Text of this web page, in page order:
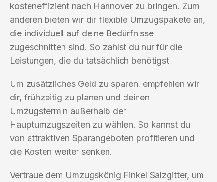
kosteneffizient nach Hannover zu bringen. Zum
anderen bieten wir dir flexible Umzugspakete an,
die individuell auf deine Bedürfnisse
zugeschnitten sind. So zahlst du nur für die
Leistungen, die du tatsächlich benötigst.
Um zusätzliches Geld zu sparen, empfehlen wir
dir, frühzeitig zu planen und deinen
Umzugstermin außerhalb der
Hauptumzugszeiten zu wählen. So kannst du
von attraktiven Sparangeboten profitieren und
die Kosten weiter senken.
Vertraue dem Umzugskönig Finkel Salzgitter, um